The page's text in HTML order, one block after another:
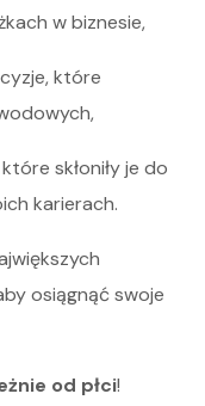
w biznesie,
które
skłoniły je do
karierach.
osiągnąć swoje
od płci!